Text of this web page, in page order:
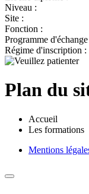
Niveau :
Site :
Fonction :
Programme d'échange
Régime d'inscription :
Plan du
Accueil
Les formations
Mentions